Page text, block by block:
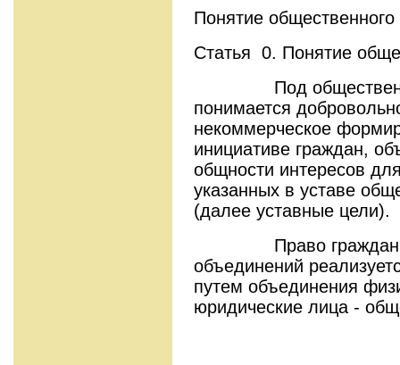
Понятие
Статья 0. Понятие
Под
понимается
некоммерческое
инициативе граждан,
общности интересов
указанных в уставе
(далее уставные цели).
Право граждан на
объединений
путем объединения
юридические лица -